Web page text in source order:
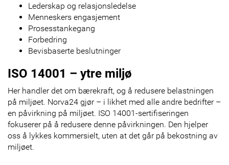
Lederskap og relasjonsledelse
Menneskers engasjement
Prosesstankegang
Forbedring
Bevisbaserte beslutninger
ISO 14001 – ytre miljø
Her handler det om bærekraft, og å redusere belastningen
på miljøet. Norva24 gjør – i likhet med alle andre bedrifter –
en påvirkning på miljøet. ISO 14001-sertifiseringen
fokuserer på å redusere denne påvirkningen. Den hjelper
oss å lykkes kommersielt, uten at det går på bekostning av
miljøet.